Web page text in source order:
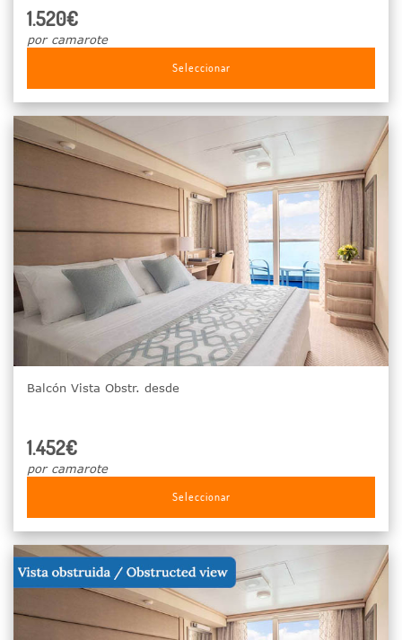
1.520€
por camarote
Seleccionar
Balcón Vista Obstr. desde
1.452€
por camarote
Seleccionar